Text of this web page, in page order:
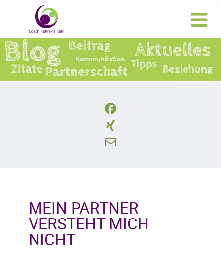
MEIN PARTNER
VERSTEHT MICH
NICHT